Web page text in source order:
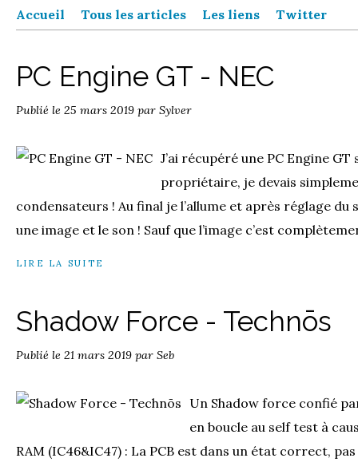
Accueil Tous les articles Les liens Twitter
PC Engine GT - NEC
Publié le 25 mars 2019 par Sylver
J’ai récupéré une PC Engine
propriétaire, je devais
condensateurs ! Au final je l’allume et après réglage
une image et le son ! Sauf que l’image c’est
LIRE LA SUITE
Shadow Force - Technōs
Publié le 21 mars 2019 par Seb
Un Shadow force confié
en boucle au self test à
RAM (IC46&IC47) : La PCB est dans un état correct,